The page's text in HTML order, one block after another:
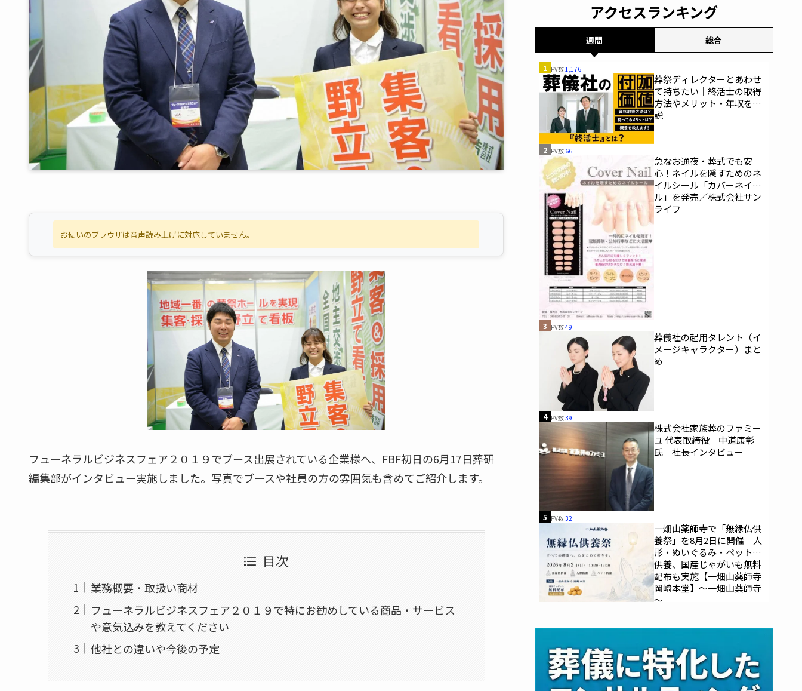
お使いのブラウザは音声読み上げに対応していません。
フューネラルビジネスフェア２０１９でブース出展されている企業様へ、FBF初日の6月17日葬研
編集部がインタビュー実施しました。写真でブースや社員の方の雰囲気も含めてご紹介します。
目次
業務概要・取扱い商材
フューネラルビジネスフェア２０１９で特にお勧めしている商品・サービス
や意気込みを教えてください
他社との違いや今後の予定
アクセスランキング
週間 総合
1 PV数1,176
葬祭ディレクターとあわせ
て持ちたい｜終活士の取得
方法やメリット・年収を解
説
2 PV数 66
急なお通夜・葬式でも安
心！ネイルを隠すためのネ
イルシール「カバーネイ
ル」を発売／株式会社サン
ライフ
3 PV数49
葬儀社の起用タレント（イ
メージキャラクター）まと
め
4 PV数39
株式会社家族葬のファミー
ユ 代表取締役 中道康彰
氏 社長インタビュー
5 PV数32
一畑山薬師寺で「無縁仏供
養祭」を8月2日に開催 人
形・ぬいぐるみ・ペットの
供養、国産じゃがいも無料
配布も実施【一畑山薬師寺
岡崎本堂】～一畑山薬師寺
～